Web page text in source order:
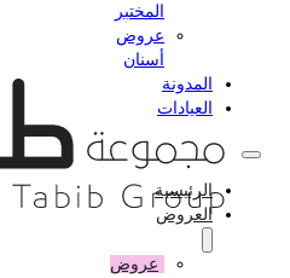
المختبر
عروض
أسنان
المدونة
العيادات
الرئيسية
العروض
عروض